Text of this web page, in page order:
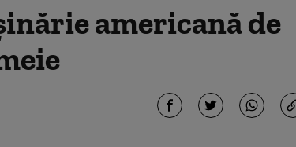
americană de